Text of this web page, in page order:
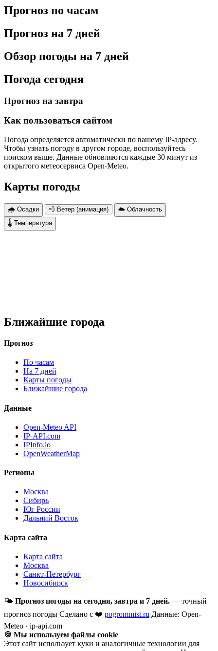
Прогноз по часам
Прогноз на 7 дней
Обзор погоды на 7 дней
Погода сегодня
Прогноз на завтра
Как пользоваться сайтом
Погода определяется автоматически по вашему IP-адресу.
Чтобы узнать погоду в другом городе, воспользуйтесь
поиском выше. Данные обновляются каждые 30 минут из
открытого метеосервиса Open-Meteo.
Карты погоды
🌧 Осадки 💨 Ветер (анимация)
☁️ Облачность
🌡 Температура
Ближайшие города
Прогноз
По часам
На 7 дней
Карты погоды
Ближайшие города
Данные
Open-Meteo API
IP-API.com
IPInfo.io
OpenWeatherMap
Регионы
Москва
Сибирь
Юг России
Дальний Восток
Карта сайта
Карта сайта
Москва
Санкт-Петербург
Новосибирск
🌤 Прогноз погоды на сегодня, завтра и 7 дней. — точный
прогноз погоды Сделано с ❤️ pogrommist.ru Данные: Open-
Meteo · ip-api.com
🍪 Мы используем файлы cookie
Этот сайт использует куки и аналогичные технологии для